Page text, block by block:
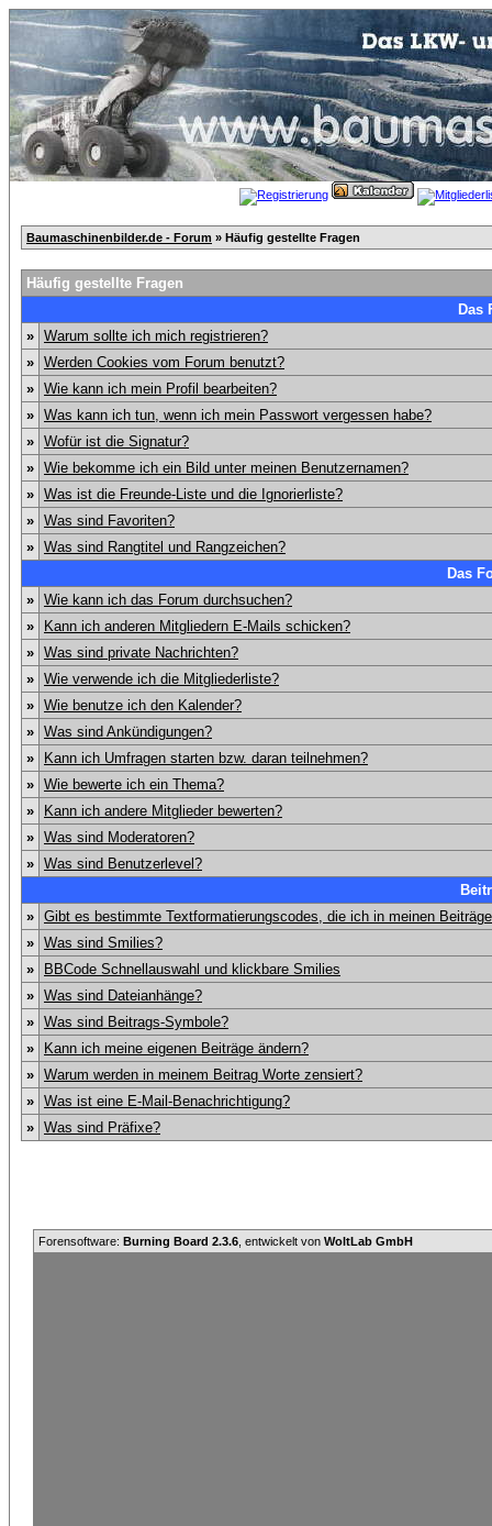
Baumaschinenbilder.de - Forum » Häufig gestellte Fragen
Häufig gestellte Fragen
Das
» Warum sollte ich mich registrieren?
» Werden Cookies vom Forum benutzt?
» Wie kann ich mein Profil bearbeiten?
» Was kann ich tun, wenn ich mein Passwort vergessen habe?
» Wofür ist die Signatur?
» Wie bekomme ich ein Bild unter meinen Benutzernamen?
» Was ist die Freunde-Liste und die Ignorierliste?
» Was sind Favoriten?
» Was sind Rangtitel und Rangzeichen?
Das
» Wie kann ich das Forum durchsuchen?
»
Kann ich anderen Mitgliedern E-Mails schicken?
» Was sind private Nachrichten?
» Wie verwende ich die Mitgliederliste?
» Wie benutze ich den Kalender?
» Was sind Ankündigungen?
»
Kann ich Umfragen starten bzw. daran teilnehmen?
» Wie bewerte ich ein Thema?
»
Kann ich andere Mitglieder bewerten?
» Was sind Moderatoren?
» Was sind Benutzerlevel?
» Gibt es bestimmte Textformatierungscodes, die ich in meinen
» Was sind Smilies?
»
BBCode Schnellauswahl und klickbare Smilies
» Was sind Dateianhänge?
» Was sind Beitrags-Symbole?
»
Kann ich meine eigenen Beiträge ändern?
» Warum werden in meinem Beitrag Worte zensiert?
» Was ist eine E-Mail-Benachrichtigung?
» Was sind Präfixe?
Forensoftware: Burning Board 2.3.6 , entwickelt von WoltLab GmbH